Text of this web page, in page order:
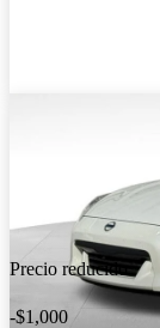
Precio reducido
-$1,000